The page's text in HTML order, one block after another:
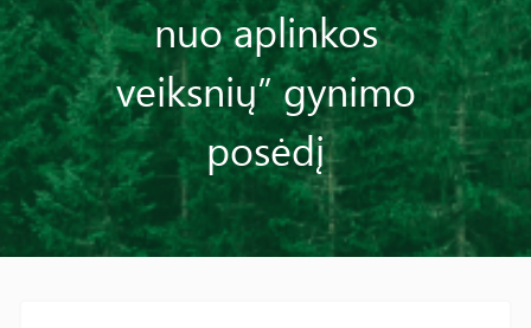
nuo aplinkos
veiksnių” gynimo
posėdį